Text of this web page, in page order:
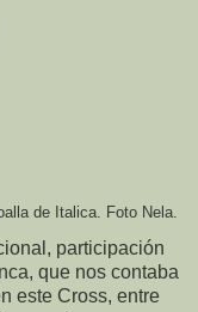
de Italica. Foto Nela.
participación
que nos contaba
este Cross, entre